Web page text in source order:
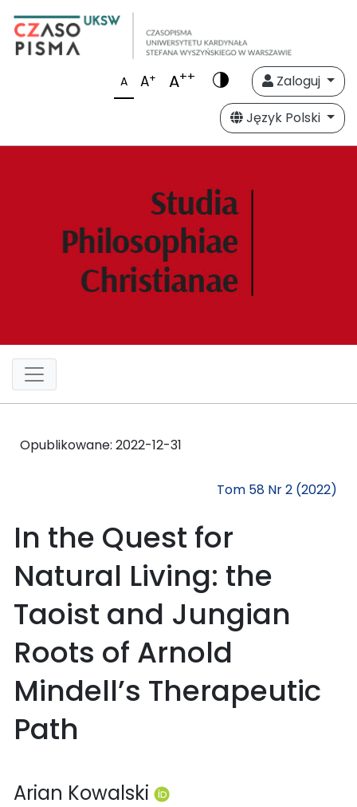
A A+ A++
Zaloguj
Język Polski
Opublikowane: 2022-12-31
Tom 58 Nr 2 (2022)
In the Quest for
Natural Living: the
Taoist and Jungian
Roots of Arnold
Mindell’s Therapeutic
Path
Arian Kowalski